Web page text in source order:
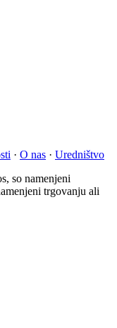
· O nas · Uredništvo
so namenjeni
trgovanju ali